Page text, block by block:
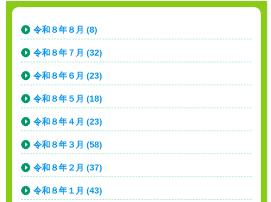
令和８年８月 (8)
令和８年７月 (32)
令和８年６月 (23)
令和８年５月 (18)
令和８年４月 (23)
令和８年３月 (58)
令和８年２月 (37)
令和８年１月 (43)